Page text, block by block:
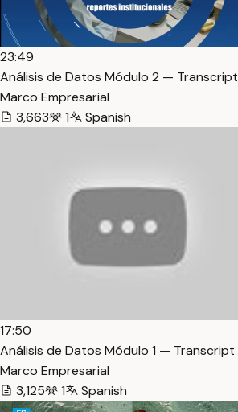
23:49
Análisis de Datos Módulo 2 — Transcript
Marco Empresarial
3,663
1 Spanish
17:50
Análisis de Datos Módulo 1 — Transcript
Marco Empresarial
3,125
1 Spanish